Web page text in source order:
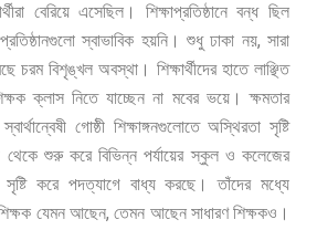
বেরিয়ে এসেছিল। শিক্ষাপ্রতিষ্ঠানে বন্ধ ছিল
স্বাভাবিক হয়নি। শুধু ঢাকা নয়,সারা
চরম বিশৃঙ্খল অবস্থা। শিক্ষার্থীদের হাতে লাঞ্ছিত
ক্লাস নিতে যাচ্ছেন না মবের ভয়ে।
ক্ষমতার
স্বার্থান্বেষী গোষ্ঠী শিক্ষাঙ্গনগুলোতে অস্থিরতা সৃষ্টি
থেকে শুরু করে বিভিন্ন পর্যায়ের স্কুল ও কলেজের
সৃষ্টি করে পদত্যাগে বাধ্য করছে। তাঁদের মধ্যে
যেমন আছেন,তেমন আছেন সাধারণ শিক্ষকও।